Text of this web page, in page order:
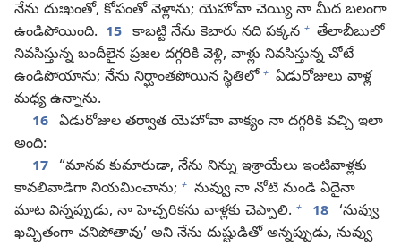
నేను దుఃఖంతో, కోపంతో వెళ్లాను; యెహోవా చెయ్యి నా మీద బలంగా
ఉండిపోయింది. 15 కాబట్టి నేను కెబారు నది పక్కన + తేలాబీబులో
నివసిస్తున్న బందీలైన ప్రజల దగ్గరికి వెళ్లి, వాళ్లు నివసిస్తున్న చోటే
ఉండిపోయాను; నేను నిర్ఘాంతపోయిన స్థితిలో + ఏడురోజులు వాళ్ల
మధ్య ఉన్నాను.
16 ఏడురోజుల తర్వాత యెహోవా వాక్యం నా దగ్గరికి వచ్చి ఇలా
అంది:
17 “మానవ కుమారుడా, నేను నిన్ను ఇశ్రాయేలు ఇంటివాళ్లకు
కావలివాడిగా నియమించాను; + నువ్వు నా నోటి నుండి ఏదైనా
మాట విన్నప్పుడు, నా హెచ్చరికను వాళ్లకు చెప్పాలి. + 18 ‘నువ్వు
ఖచ్చితంగా చనిపోతావు’ అని నేను దుష్టుడితో అన్నప్పుడు, నువ్వు